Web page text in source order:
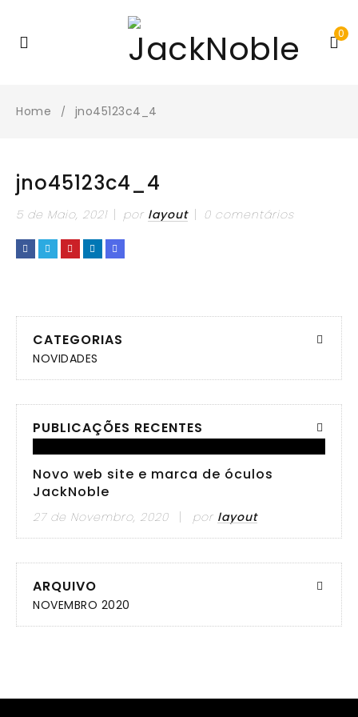
0
Home / jno45123c4_4
jno45123c4_4
5 de Maio, 2021 por layout 0 comentários
CATEGORIAS
NOVIDADES
PUBLICAÇÕES RECENTES
Novo web site e marca de óculos
JackNoble
27 de Novembro, 2020 por layout
ARQUIVO
NOVEMBRO 2020